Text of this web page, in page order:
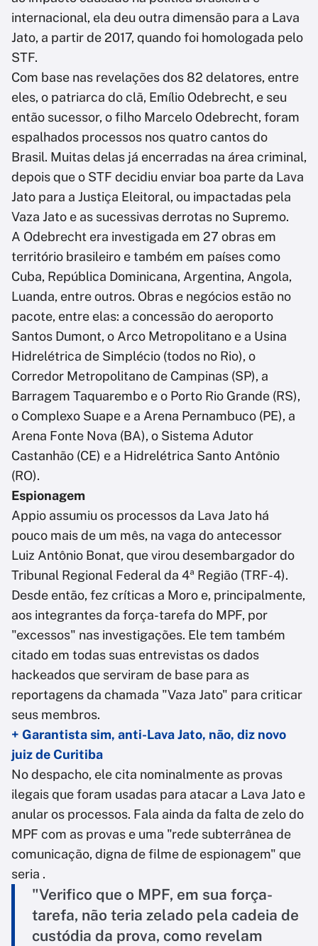
internacional, ela deu outra dimensão para a Lava
Jato, a partir de 2017, quando foi homologada pelo
STF.
Com base nas revelações dos 82 delatores, entre
eles, o patriarca do clã, Emílio Odebrecht, e seu
então sucessor, o filho Marcelo Odebrecht, foram
espalhados processos nos quatro cantos do
Brasil. Muitas delas já encerradas na área criminal,
depois que o STF decidiu enviar boa parte da Lava
Jato para a Justiça Eleitoral, ou impactadas pela
Vaza Jato e as sucessivas derrotas no Supremo.
A Odebrecht era investigada em 27 obras em
território brasileiro e também em países como
Cuba, República Dominicana, Argentina, Angola,
Luanda, entre outros. Obras e negócios estão no
pacote, entre elas: a concessão do aeroporto
Santos Dumont, o Arco Metropolitano e a Usina
Hidrelétrica de Simplécio (todos no Rio), o
Corredor Metropolitano de Campinas (SP), a
Barragem Taquarembo e o Porto Rio Grande (RS),
o Complexo Suape e a Arena Pernambuco (PE), a
Arena Fonte Nova (BA), o Sistema Adutor
Castanhão (CE) e a Hidrelétrica Santo Antônio
(RO).
Espionagem
Appio assumiu os processos da Lava Jato há
pouco mais de um mês, na vaga do antecessor
Luiz Antônio Bonat, que virou desembargador do
Tribunal Regional Federal da 4ª Região (TRF-4).
Desde então, fez críticas a Moro e, principalmente,
aos integrantes da força-tarefa do MPF, por
"excessos" nas investigações. Ele tem também
citado em todas suas entrevistas os dados
hackeados que serviram de base para as
reportagens da chamada "Vaza Jato" para criticar
seus membros.
+ Garantista sim, anti-Lava Jato, não, diz novo
juiz de Curitiba
No despacho, ele cita nominalmente as provas
ilegais que foram usadas para atacar a Lava Jato e
anular os processos. Fala ainda da falta de zelo do
MPF com as provas e uma "rede subterrânea de
comunicação, digna de filme de espionagem" que
seria .
"Verifico que o MPF, em sua força-
tarefa, não teria zelado pela cadeia de
custódia da prova, como revelam